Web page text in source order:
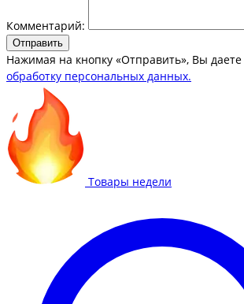
Комментарий:
Отправить
Нажимая на кнопку «Отправить», Вы даете
обработку персональных данных.
Товары недели